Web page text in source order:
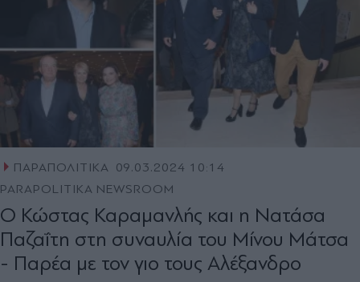
ΠΑΡΑΠΟΛΙΤΙΚΑ 09.03.2024 10:14
PARAPOLITIKA NEWSROOM
Ο Κώστας Καραμανλής και η Νατάσα
Παζαΐτη στη συναυλία του Μίνου Μάτσα
- Παρέα με τον γιο τους Αλέξανδρο